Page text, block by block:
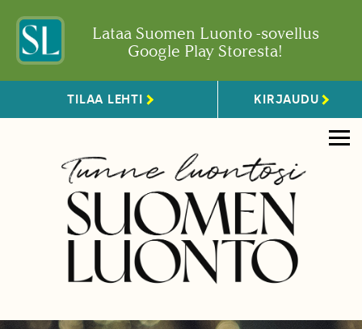
Lataa Suomen Luonto -sovellus
Google Play Storesta!
TILAA LEHTI KIRJAUDU